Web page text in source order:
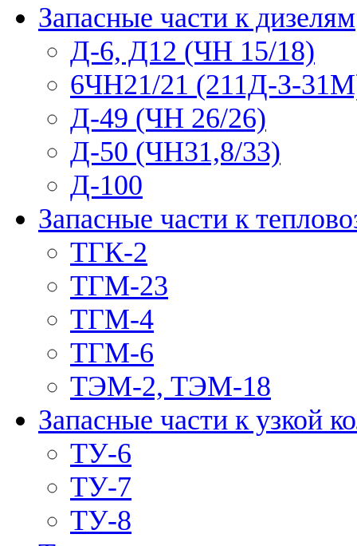
Запасные части к дизелям
Д-6, Д12 (ЧН 15/18)
6ЧН21/21 (211Д-З-
Д-49 (ЧН 26/26)
Д-50 (ЧН31,8/33)
Д-100
Запасные части к
ТГК-2
ТГМ-23
ТГМ-4
ТГМ-6
ТЭМ-2, ТЭМ-18
Запасные части к узкой
ТУ-6
ТУ-7
ТУ-8